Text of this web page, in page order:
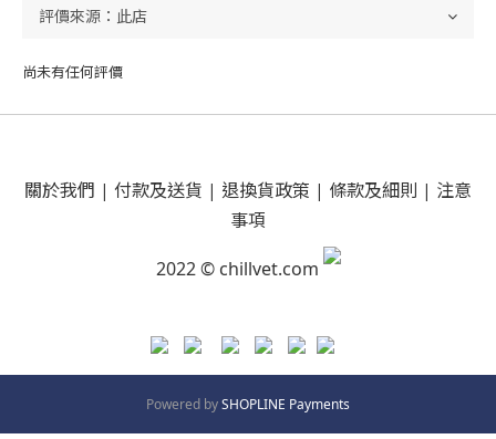
尚未有任何評價
關於我們 | 付款及送貨 | 退換貨政策 | 條款及細則 | 注意
事項
2022 © chillvet.com
Powered bySHOPLINE Payments